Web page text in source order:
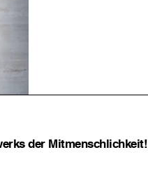
der Mitmenschlichkeit!